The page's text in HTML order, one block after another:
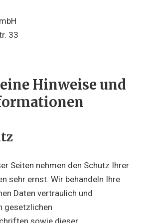
33
Hinweise und
Seiten nehmen den Schutz Ihrer
sehr ernst. Wir behandeln Ihre
Daten vertraulich und
gesetzlichen
sowie dieser